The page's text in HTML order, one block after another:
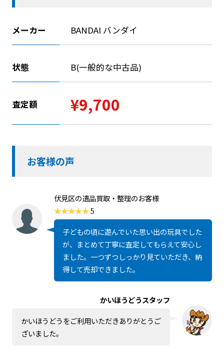
メーカー BANDAI バンダイ
状態 B(一般的な中古品)
査定額 ¥9,700
お客様の声
伏見区の遺品買取・整理のお客様
5
子どもの頃に遊んでいた思い出の玩具でした
が、まとめて丁寧に査定してもらえて安心し
ました。一つずつしっかり見ていただき、納
得して売却できました。
かいほうどうスタッフ
かいほうどうをご利用いただきありがとうご
ざいました。